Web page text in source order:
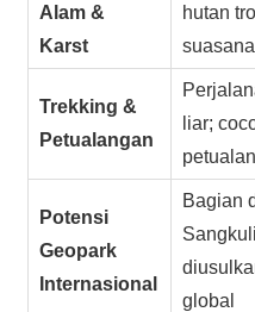
Alam &
Karst
hutan
Trekking &
Petualangan
liar;
Potensi
Geopark
Internasional
Bagian
global